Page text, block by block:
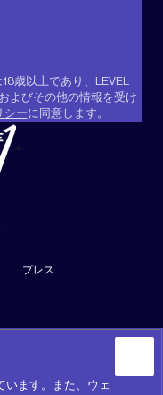
歳以上であり、LEVEL
よびその他の情報を受け
シーに同意します。
プレス
"
います。また、ウェ